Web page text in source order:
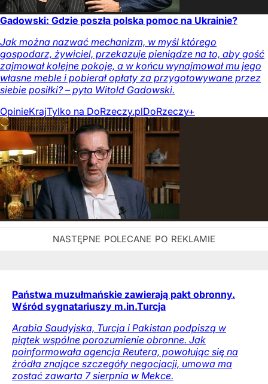
Gadowski: Gdzie poszła polska pomoc na Ukrainie?
Jak można nazwać mechanizm, w myśl którego
gospodarz, żywiciel, przekazuje pieniądze na to, aby gość
zajmował kolejne pokoje, a w końcu wynajmował mu jego
własne meble i pobierał opłaty za przygotowywane przez
siebie posiłki? – pyta Witold Gadowski.
OpinieKrajTylko na DoRzeczy.plDoRzeczy+
Państwa muzułmańskie zawierają pakt obronny.
Wśród sygnatariuszy m.in.Turcja
Arabia Saudyjska, Turcja i Pakistan podpiszą w
piątek wspólne porozumienie obronne. Jak
poinformowała agencja Reutera, powołując się na
źródła znające szczegóły negocjacji, umowa ma
zostać zawarta 7 sierpnia w Mekce.